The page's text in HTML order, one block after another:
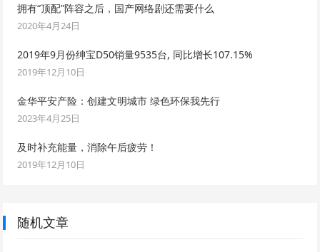
拥有“顶配”阵容之后，国产网络剧还需要什么
2020年4月24日
2019年9月份绅宝D50销量9535台, 同比增长107.15%
2019年12月10日
金华平安产险：创建文明城市 绿色环保我先行
2023年4月25日
及时补充能量，消除午后疲劳！
2019年12月10日
随机文章